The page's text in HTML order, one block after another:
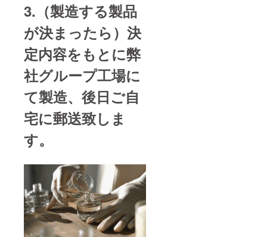
3.（製造する製品
が決まったら）決
定内容をもとに弊
社グループ工場に
て製造、後日ご自
宅に郵送致しま
す。